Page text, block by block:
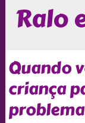
Ralo
Quando
criança